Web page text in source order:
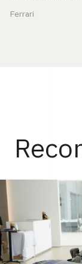
Ferrari